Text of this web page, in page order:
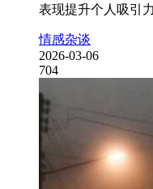
表现提升个人吸引
情感杂谈
2026-03-06
704